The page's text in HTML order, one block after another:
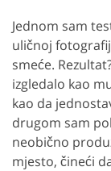
Jednom sam
uličnoj
smeće.
izgledalo kao
kao da
drugom sam
neobično
mjesto, čineći